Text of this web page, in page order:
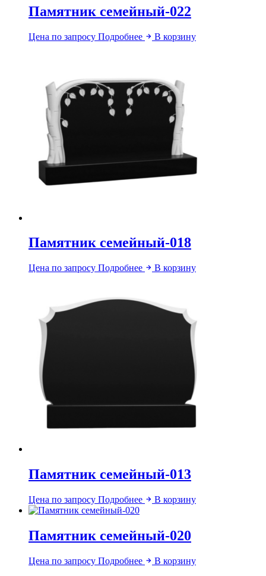
Памятник семейный-022
Цена по запросу Подробнее В корзину
Памятник семейный-018
Цена по запросу Подробнее В корзину
Памятник семейный-013
Цена по запросу Подробнее В корзину
Памятник семейный-020
Цена по запросу Подробнее В корзину